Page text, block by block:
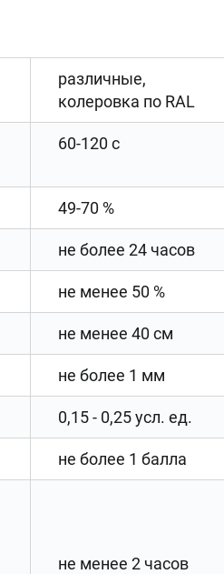
различные,
колеровка по RAL
60-120 с
49-70 %
не более 24 часов
не менее 50 %
не менее 40 см
не более 1 мм
0,15 - 0,25 усл. ед.
не более 1 балла
не менее 2 часов